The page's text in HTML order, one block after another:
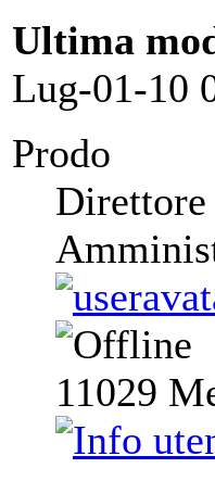
Ultima
Lug-01-10
Prodo
Direttore
11029